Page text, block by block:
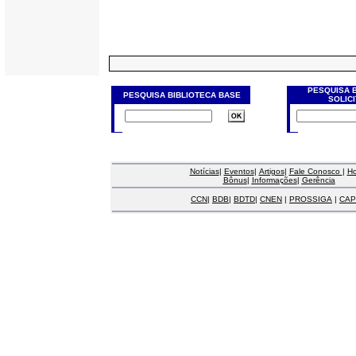
PESQUISA BIBLIOTECA BASE
PESQUISA
Notícias| Eventos| Artigos| Fale Conosco |
Bônus| Informações| Gerência
CCN| BDB| BDTD| CNEN | PROSSIGA |